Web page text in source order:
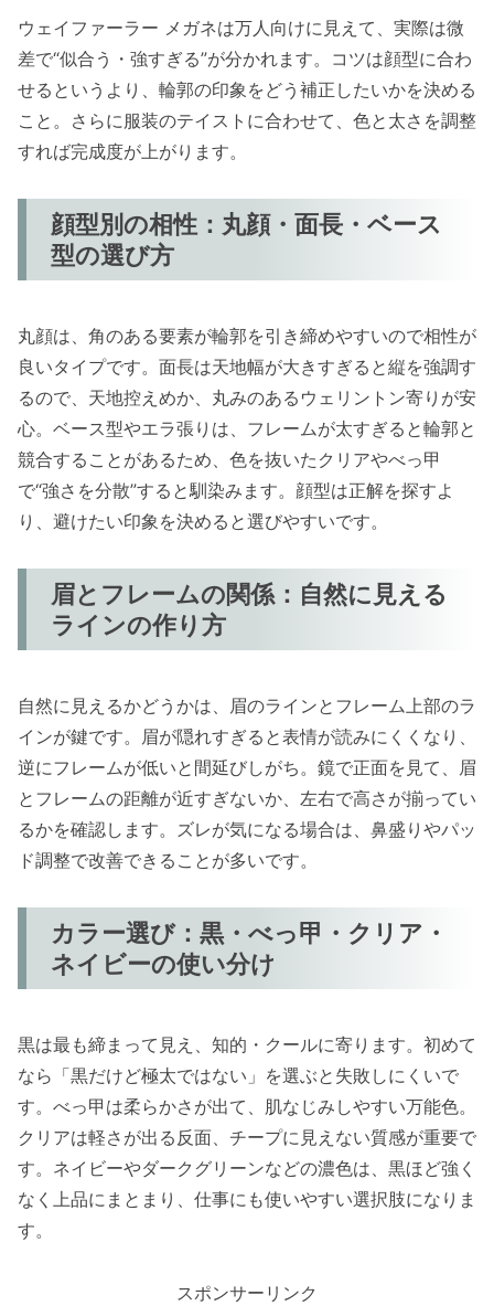
ウェイファーラー メガネは万人向けに見えて、実際は微
差で“似合う・強すぎる”が分かれます。コツは顔型に合わ
せるというより、輪郭の印象をどう補正したいかを決める
こと。さらに服装のテイストに合わせて、色と太さを調整
すれば完成度が上がります。
顔型別の相性：丸顔・面長・ベース
型の選び方
丸顔は、角のある要素が輪郭を引き締めやすいので相性が
良いタイプです。面長は天地幅が大きすぎると縦を強調す
るので、天地控えめか、丸みのあるウェリントン寄りが安
心。ベース型やエラ張りは、フレームが太すぎると輪郭と
競合することがあるため、色を抜いたクリアやべっ甲
で“強さを分散”すると馴染みます。顔型は正解を探すよ
り、避けたい印象を決めると選びやすいです。
眉とフレームの関係：自然に見える
ラインの作り方
自然に見えるかどうかは、眉のラインとフレーム上部のラ
インが鍵です。眉が隠れすぎると表情が読みにくくなり、
逆にフレームが低いと間延びしがち。鏡で正面を見て、眉
とフレームの距離が近すぎないか、左右で高さが揃ってい
るかを確認します。ズレが気になる場合は、鼻盛りやパッ
ド調整で改善できることが多いです。
カラー選び：黒・べっ甲・クリア・
ネイビーの使い分け
黒は最も締まって見え、知的・クールに寄ります。初めて
なら「黒だけど極太ではない」を選ぶと失敗しにくいで
す。べっ甲は柔らかさが出て、肌なじみしやすい万能色。
クリアは軽さが出る反面、チープに見えない質感が重要で
す。ネイビーやダークグリーンなどの濃色は、黒ほど強く
なく上品にまとまり、仕事にも使いやすい選択肢になりま
す。
スポンサーリンク